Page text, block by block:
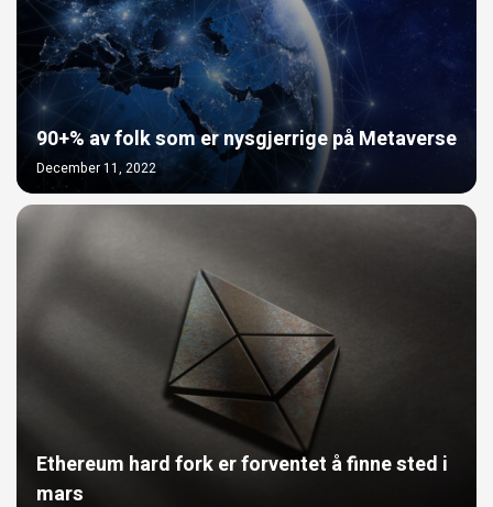
90+% av folk som er nysgjerrige på Metaverse
December 11, 2022
Ethereum hard fork er forventet å finne sted i
mars